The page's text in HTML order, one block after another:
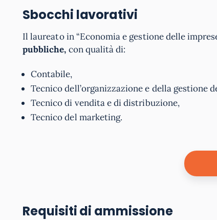
Sbocchi lavorativi
Il laureato in “Economia e gestione delle
pubbliche, con qualità di:
Contabile,
Tecnico dell’organizzazione e della
Tecnico di vendita e di distribuzione,
Tecnico del marketing.
Requisiti di ammissione